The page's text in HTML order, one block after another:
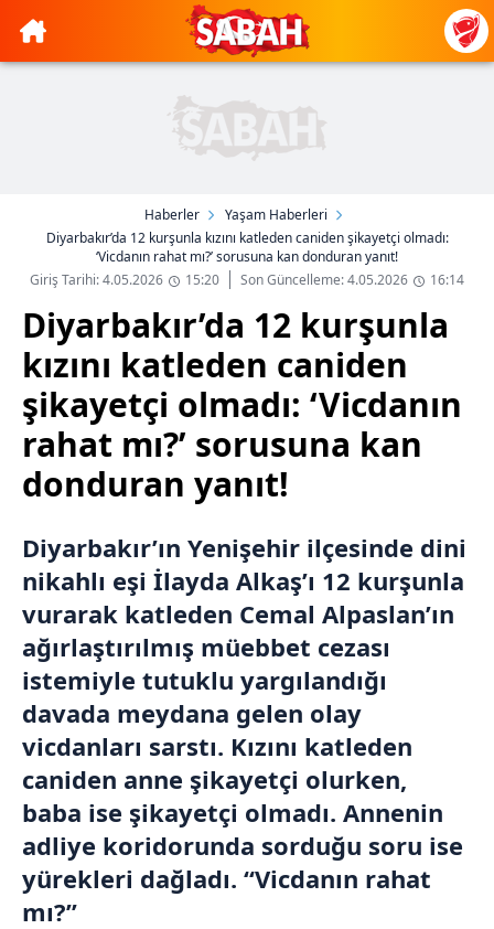
Haberler
Yaşam Haberleri
Diyarbakır’da 12 kurşunla kızını katleden caniden şikayetçi olmadı:
‘Vicdanın rahat mı?’ sorusuna kan donduran yanıt!
Giriş Tarihi: 4.05.2026
15:20 Son Güncelleme: 4.05.2026 16:14
Diyarbakır’da 12 kurşunla
kızını katleden caniden
şikayetçi olmadı: ‘Vicdanın
rahat mı?’ sorusuna kan
donduran yanıt!
Diyarbakır’ın Yenişehir ilçesinde dini
nikahlı eşi İlayda Alkaş’ı 12 kurşunla
vurarak katleden Cemal Alpaslan’ın
ağırlaştırılmış müebbet cezası
istemiyle tutuklu yargılandığı
davada meydana gelen olay
vicdanları sarstı. Kızını katleden
caniden anne şikayetçi olurken,
baba ise şikayetçi olmadı. Annenin
adliye koridorunda sorduğu soru ise
yürekleri dağladı. “Vicdanın rahat
mı?”